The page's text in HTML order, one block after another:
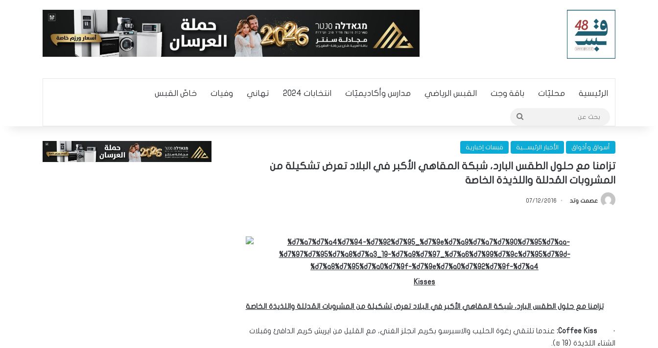
الرئيسية محليّات باقة وجت القبس الرياضي مدارس وأكاديميّات انتخابات 2024 تهاني وفيات خاصّ القبس
أسواق وأذواق الأخبار الرئيســـية قبسات إخبارية
تزامنا مع حلول الطقس البارد، شبكة المقاهي الأكبر في البلاد تعرض تشكيلة من
المشروبات المُدللة واللذيذة الخاصة
عصمت وتد 07/12/2016
Kisses
تزامنا مع حلول الطقس البارد، شبكة المقاهي الأكبر في البلاد تعرض تشكيلة من المشروبات المُدللة واللذيذة الخاصة
·
Coffee Kiss
: عندما تلتقي رغوة الحليب والاسبرسو بكريم انجلز الغني، مع القليل من ايريش كريم الدافئ وقبلات
الشتاء اللذيذة (19 ₪).